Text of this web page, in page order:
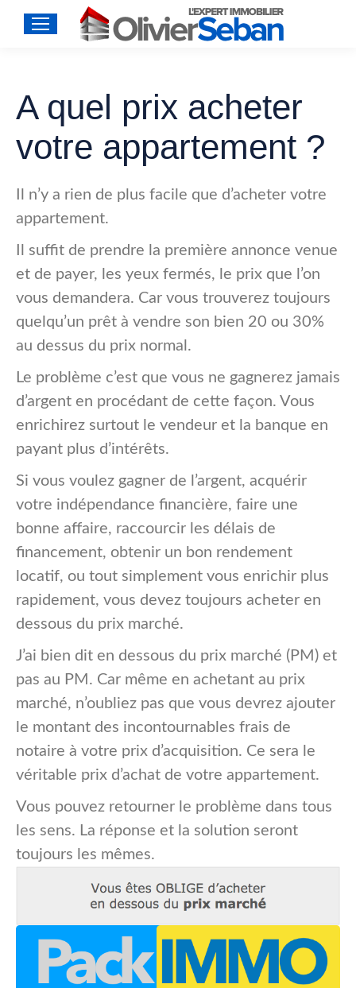
A quel prix acheter
votre appartement ?
Il n’y a rien de plus facile que d’acheter votre
appartement.
Il suffit de prendre la première annonce venue
et de payer, les yeux fermés, le prix que l’on
vous demandera. Car vous trouverez toujours
quelqu’un prêt à vendre son bien 20 ou 30%
au dessus du prix normal.
Le problème c’est que vous ne gagnerez jamais
d’argent en procédant de cette façon. Vous
enrichirez surtout le vendeur et la banque en
payant plus d’intérêts.
Si vous voulez gagner de l’argent, acquérir
votre indépendance financière, faire une
bonne affaire, raccourcir les délais de
financement, obtenir un bon rendement
locatif, ou tout simplement vous enrichir plus
rapidement, vous devez toujours acheter en
dessous du prix marché.
J’ai bien dit en dessous du prix marché (PM) et
pas au PM. Car même en achetant au prix
marché, n’oubliez pas que vous devrez ajouter
le montant des incontournables frais de
notaire à votre prix d’acquisition. Ce sera le
véritable prix d’achat de votre appartement.
Vous pouvez retourner le problème dans tous
les sens. La réponse et la solution seront
toujours les mêmes.